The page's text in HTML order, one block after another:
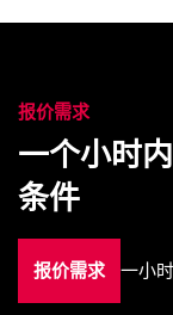
报价需求
一个小时
条件
报价需求 一小